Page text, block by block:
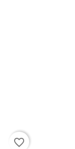
favorite_border